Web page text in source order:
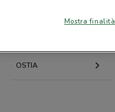
OSTIA
Mostra finalità